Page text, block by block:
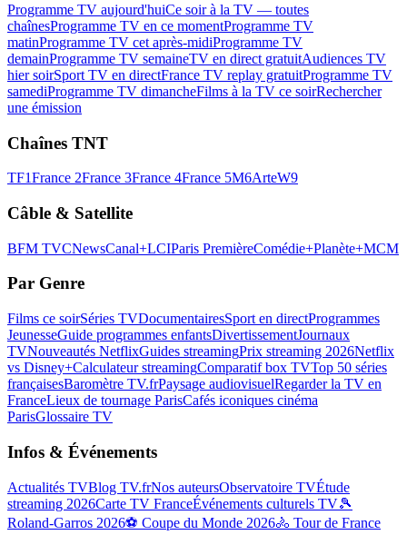
Programme TV aujourd'huiCe soir à la TV — toutes
chaînesProgramme TV en ce momentProgramme TV
matinProgramme TV cet après-midiProgramme TV
demainProgramme TV semaineTV en direct gratuitAudiences TV
hier soirSport TV en directFrance TV replay gratuitProgramme TV
samediProgramme TV dimancheFilms à la TV ce soirRechercher
une émission
Chaînes TNT
TF1France 2France 3France 4France 5M6ArteW9
Câble & Satellite
BFM TVCNewsCanal+LCIParis PremièreComédie+Planète+MCM
Par Genre
Films ce soirSéries TVDocumentairesSport en directProgrammes
JeunesseGuide programmes enfantsDivertissementJournaux
TVNouveautés NetflixGuides streamingPrix streaming 2026Netflix
vs Disney+Calculateur streamingComparatif box TVTop 50 séries
françaisesBaromètre TV.frPaysage audiovisuelRegarder la TV en
FranceLieux de tournage ParisCafés iconiques cinéma
ParisGlossaire TV
Infos & Événements
Actualités TVBlog TV.frNos auteursObservatoire TVÉtude
streaming 2026Carte TV FranceÉvénements culturels TV🎾
Roland-Garros 2026⚽ Coupe du Monde 2026🚴 Tour de France